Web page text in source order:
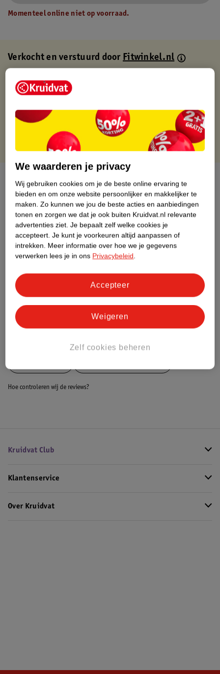
Momenteel online niet op voorraad.
Verkocht en verstuurd doorFitwinkel.nl
Gratis thuisbezorgd
Gratis punten met je Kruidvat kaart
Over dit product
Productinformatie
Nature Impact Score
Dit product heeft (nog) geen Nature
Impact Score.
Bestel & Bezorginformatie
Hoe controleren wij de reviews?
Kruidvat Club
Klantenservice
Over Kruidvat
We waarderen je privacy
Wij gebruiken cookies om je de beste online ervaring te
bieden en om onze website persoonlijker en makkelijker te
maken. Zo kunnen we jou de beste acties en aanbiedingen
tonen en zorgen we dat je ook buiten Kruidvat.nl relevante
advertenties ziet. Je bepaalt zelf welke cookies je
accepteert. Je kunt je voorkeuren altijd aanpassen of
intrekken. Meer informatie over hoe we je gegevens
verwerken lees je in ons Privacybeleid.
Zelf cookies beheren
Weigeren
Accepteer